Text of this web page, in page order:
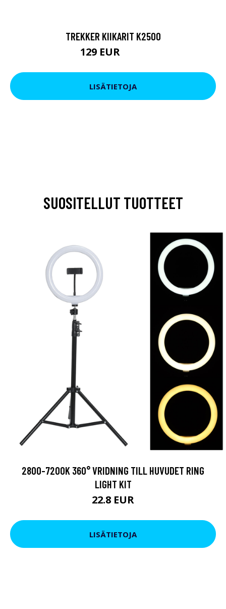
TREKKER KIIKARIT K2500
129 EUR
LISÄTIETOJA
SUOSITELLUT TUOTTEET
2800-7200K 360° VRIDNING TILL HUVUDET RING
LIGHT KIT
22.8 EUR
LISÄTIETOJA